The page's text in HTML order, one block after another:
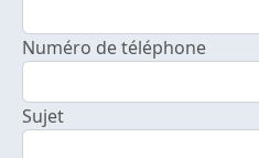
Numéro de téléphone
Sujet